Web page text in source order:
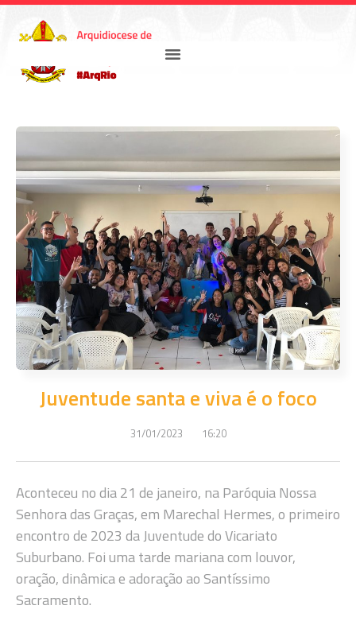
Juventude santa e viva é o foco
31/01/2023 16:20
Aconteceu no dia 21 de janeiro, na Paróquia Nossa
Senhora das Graças, em Marechal Hermes, o primeiro
encontro de 2023 da Juventude do Vicariato
Suburbano. Foi uma tarde mariana com louvor,
oração, dinâmica e adoração ao Santíssimo
Sacramento.